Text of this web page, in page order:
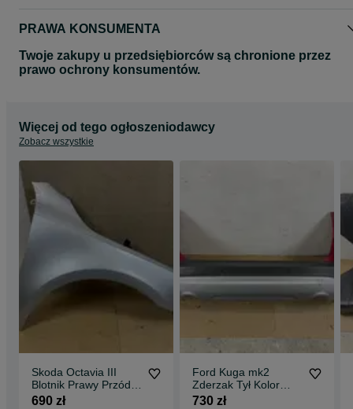
PRAWA KONSUMENTA
Twoje zakupy u przedsiębiorców są chronione przez
prawo ochrony konsumentów.
Więcej od tego ogłoszeniodawcy
Zobacz wszystkie
Skoda Octavia III
Blotnik Prawy Przód
Kolor LA7W
690 zł
Ford Kuga mk2
Zderzak Tył Kolor
Ruby Red KD
730 zł